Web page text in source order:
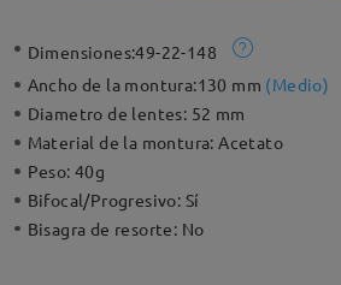
Dimensiones:49-22-148
Ancho de la montura:130 mm (Medio)
Diametro de lentes: 52 mm
Material de la montura:Acetato
Peso:40g
Bifocal/Progresivo: Sí
Bisagra de resorte: No